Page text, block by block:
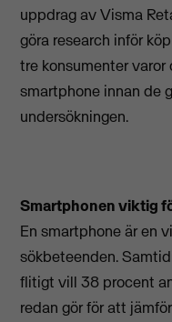
uppdrag av Visma
göra research inför
tre konsumenter
smartphone innan de
undersökningen.
Smartphonen viktig
En smartphone är en
sökbeteenden.
flitigt vill 38 procent
redan gör för att